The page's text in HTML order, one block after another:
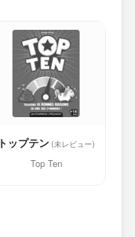
トップテン
Top Ten